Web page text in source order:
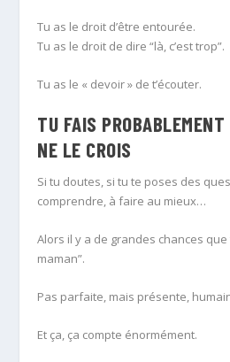
Tu as le droit d’être entourée.
Tu as le droit de dire “là, c’est trop”.
Tu as le « devoir » de t’écouter.
TU FAIS
NE LE CROIS
Si tu doutes, si tu te poses des
comprendre, à faire au mieux…
Alors il y a de grandes chances
maman”.
Pas parfaite, mais présente,
Et ça, ça compte énormément.